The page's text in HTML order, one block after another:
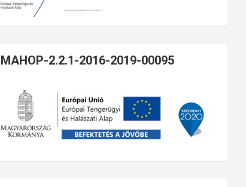
MAHOP-2.2.1-2016-2019-00095